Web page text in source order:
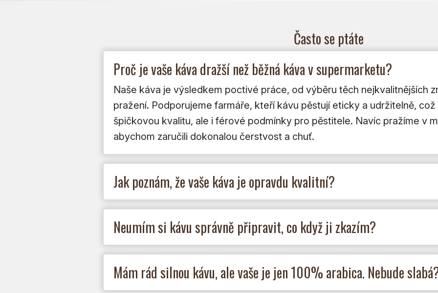
Často se ptáte
Proč je vaše káva dražší než běžná káva v supermarketu?
Naše káva je výsledkem poctivé práce, od výběru těch nejkvalitnějších
pražení. Podporujeme farmáře, kteří kávu pěstují eticky a udržitelně, což
špičkovou kvalitu, ale i férové podmínky pro pěstitele. Navíc pražíme v
abychom zaručili dokonalou čerstvost a chuť.
Jak poznám, že vaše káva je opravdu kvalitní?
Neumím si kávu správně připravit, co když ji zkazím?
Mám rád silnou kávu, ale vaše je jen 100% arabica. Nebude